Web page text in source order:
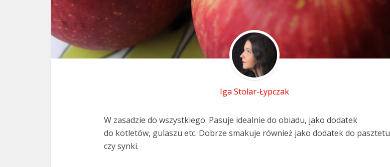
Iga Stolar-Łypczak
W zasadzie do wszystkiego. Pasuje idealnie do obiadu, jako dodatek
do kotletów, gulaszu etc. Dobrze smakuje również jako dodatek do pasztetu
czy synki.